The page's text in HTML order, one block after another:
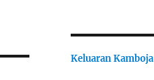
Keluaran Kamboja